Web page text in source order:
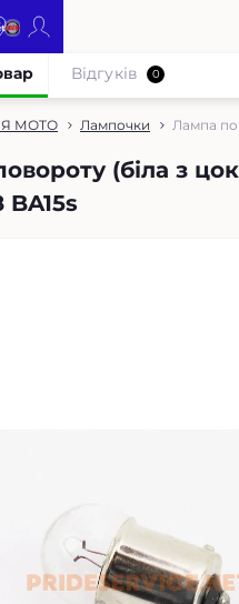
МОТО Лампочки Лампа
(біла з
BA15s
Відгуків 0